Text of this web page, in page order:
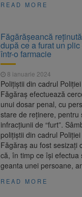
READ MORE
Făgărășeancă
după ce a furat un
într-o farmacie
8 ianuarie 2024
Polițiștii din cadrul
Făgăraș efectuează
unui dosar penal, cu
stare de reținere, pentru
infracțiunii de “furt”.
polițiștii din cadrul
Făgăraș au fost sesizați
că, în timp ce își efectua
geanta unei persoane,
READ MORE